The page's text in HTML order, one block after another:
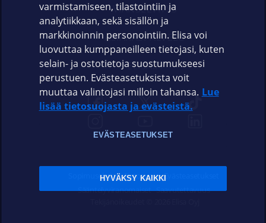
VIANSELVITYS
ASIAKASPALVELU
ELISA.FI
Sopimusehdot Tietosuoja Evästeasetukset
Sääntelyviranomaiset Saavutettavuus
varmistamiseen, tilastointiin ja
analytiikkaan, sekä sisällön ja
markkinoinnin personointiin. Elisa voi
luovuttaa kumppaneilleen tietojasi, kuten
selain- ja ostotietoja suostumukseesi
perustuen. Evästeasetuksista voit
muuttaa valintojasi milloin tahansa. Lue
lisää tietosuojasta ja evästeistä.
EVÄSTEASETUKSET
HYVÄKSY KAIKKI